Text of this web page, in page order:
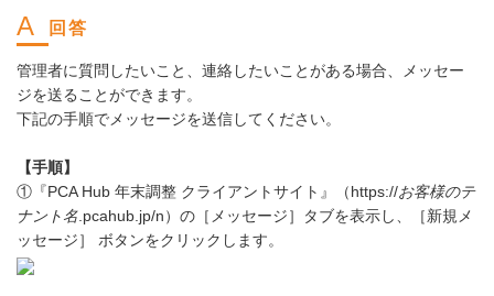
管理者に質問したいこと、連絡したいことがある場合、メッセー
ジを送ることができます。
下記の手順でメッセージを送信してください。
【手順】
①『PCA Hub 年末調整 クライアントサイト』（https://お客様のテ
ナント名.pcahub.jp/n）の［メッセージ］タブを表示し、［新規メ
ッセージ］ ボタンをクリックします。